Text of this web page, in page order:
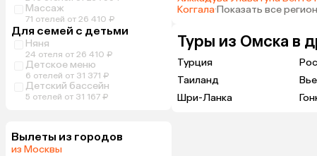
Массаж
71 отелей от 26 410 ₽
Для семей с детьми
Няня
24 отеля от 26 410 ₽
Детское меню
6 отелей от 31 371 ₽
Детский бассейн
5 отелей от 31 167 ₽
Вылеты из городов
из Москвы
Коггала·Показать все
Туры из Омска в
Турция
Таиланд
Шри-Ланка